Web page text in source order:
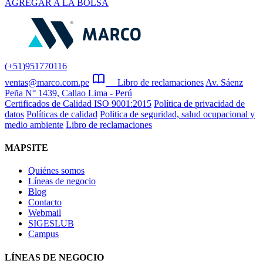
AGREGAR A LA BOLSA
(+51)951770116
ventas@marco.com.pe
Libro de reclamaciones Av. Sáenz
Peña N° 1439, Callao Lima - Perú
Certificados de Calidad ISO 9001:2015 Política de privacidad de
datos Políticas de calidad Politica de seguridad, salud ocupacional y
medio ambiente Libro de reclamaciones
MAPSITE
Quiénes somos
Líneas de negocio
Blog
Contacto
Webmail
SIGESLUB
Campus
LÍNEAS DE NEGOCIO